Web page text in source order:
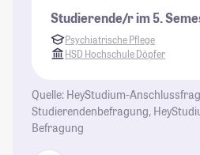
Studierende/r im 5.
Psychiatrische Pflege
HSD Hochschule Döpfer
Quelle: HeyStudium-
Studierendenbefragung,
Befragung